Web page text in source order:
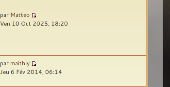
par Matteo
Ven 10 Oct 2025, 18:20
par maithly
Jeu 6 Fév 2014, 06:14